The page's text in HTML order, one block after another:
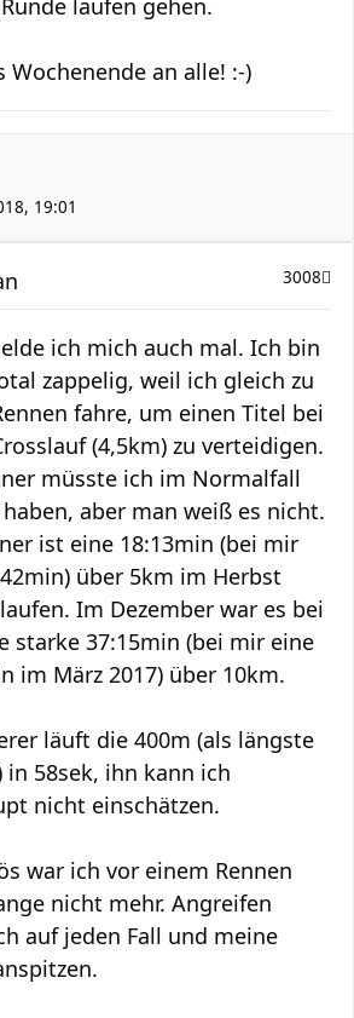
laufen gehen.
Wochenende an alle! :-)
19:01
3008
ich mich auch mal. Ich bin
zappelig, weil ich gleich zu
fahre, um einen Titel bei
(4,5km) zu verteidigen.
müsste ich im Normalfall
aber man weiß es nicht.
ist eine 18:13min (bei mir
über 5km im Herbst
Im Dezember war es bei
starke 37:15min (bei mir eine
im März 2017) über 10km.
läuft die 400m (als längste
in 58sek, ihn kann ich
nicht einschätzen.
war ich vor einem Rennen
nicht mehr. Angreifen
auf jeden Fall und meine